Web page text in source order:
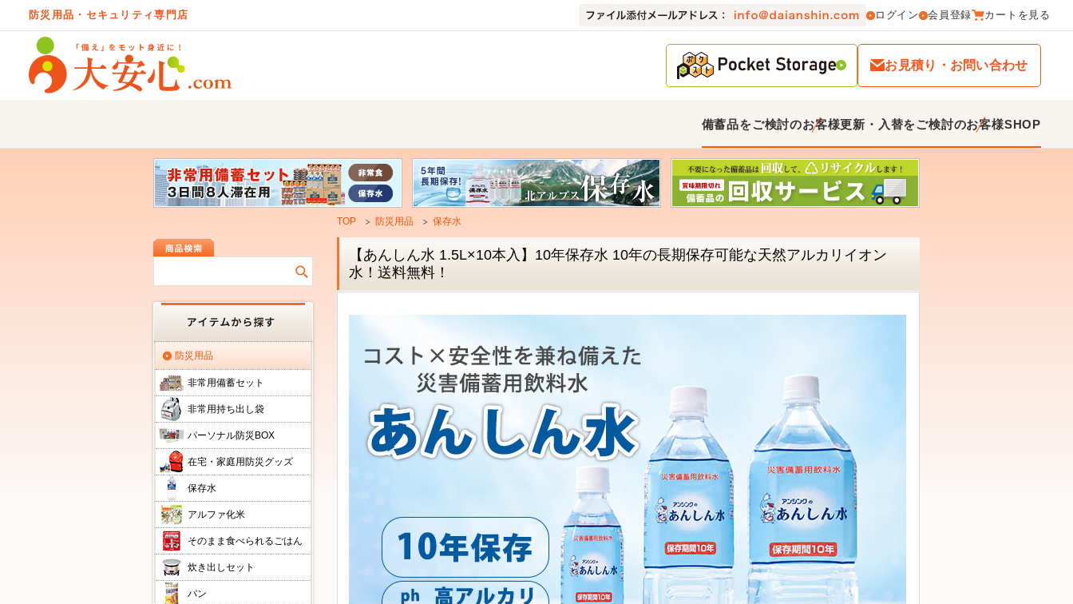
防災用品・セキュリティ専門店 ログイン 会員登録 カートを見る
お見積り・お問い合わせ
備蓄品をご検討のお客様更新・入替をご検討のお客様SHOP
TOP 防災用品 保存水
【あんしん水 1.5L×10本入】10年保存水 10年の長期保存可能な天然アルカリイオン
水！送料無料！
防災用品
非常用備蓄セット
非常用持ち出し袋
パーソナル防災BOX
在宅・家庭用防災グッズ
保存水
アルファ化米
そのまま食べられるごはん
炊き出しセット
パン